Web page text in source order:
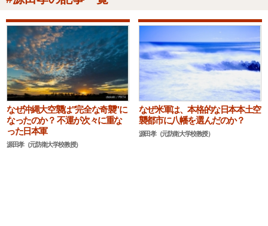
なぜ沖縄大空襲は"完全な奇襲"に
なったのか？ 不運が次々に重な
った日本軍
源田孝（元防衛大学校教授）
なぜ米軍は、本格的な日本本土空
襲都市に八幡を選んだのか？
源田孝（元防衛大学校教授）